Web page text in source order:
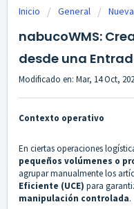
Inicio General
nabucoWMS:
desde una
Modificado en: Mar, 14 Oct,
Contexto operativo
En ciertas operaciones
pequeños volúmenes o
agrupar manualmente los
Eficiente (UCE) para
manipulación controlada.